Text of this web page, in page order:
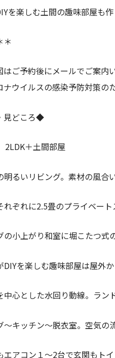
を楽しむ土間の趣味部屋も作
＊
はご予約後にメールでご案内
ナウイルスの感染予防対策の
見どころ◆
＋土間部屋
明るいリビング。素材の風合
れぞれに2.5畳のプライベート
の小上がり和室に堀こたつ式
DIYを楽しむ趣味部屋は屋外
中心とした水回り動線。ラン
～キッチン～脱衣室。空気の
エアコン１～2台で玄関もト